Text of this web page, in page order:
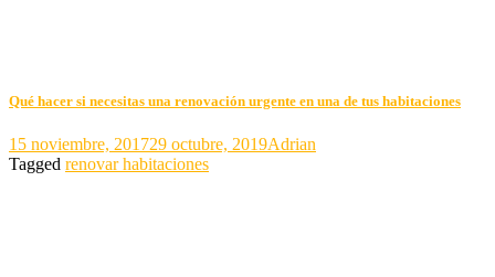
Qué hacer si necesitas una renovación urgente en una de tus habitaciones
15 noviembre, 201729 octubre, 2019Adrian
Tagged renovar habitaciones